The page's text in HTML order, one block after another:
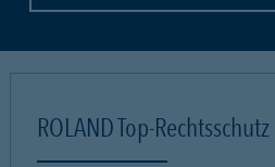
ROLAND Top-Rechtsschutz